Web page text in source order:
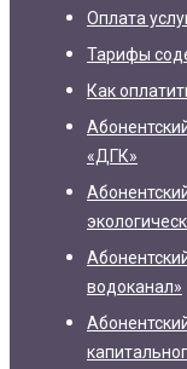
Оплата
Тарифы
Как
«ДГК»
водоканал»